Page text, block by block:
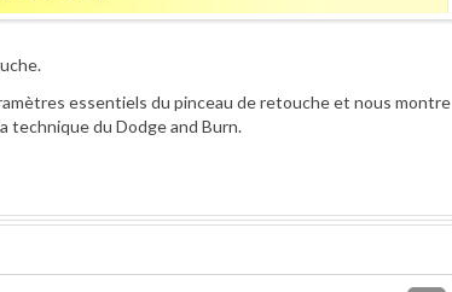
essentiels du pinceau de retouche et nous montre
technique du Dodge and Burn.